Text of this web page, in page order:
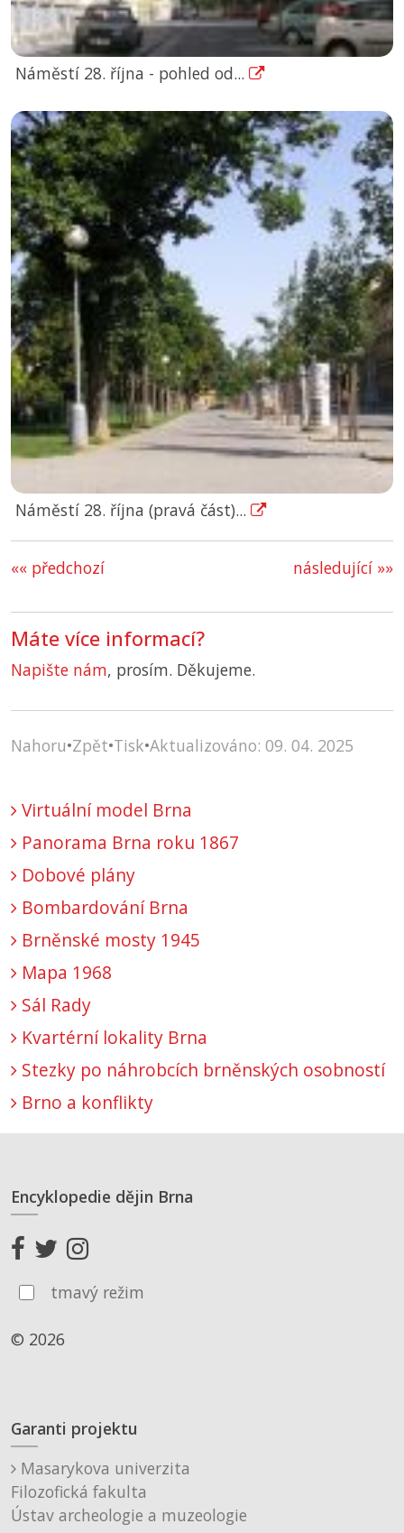
Náměstí 28. října - pohled od...
Náměstí 28. října (pravá část)...
«« předchozí následující »»
Máte více informací?
Napište nám, prosím. Děkujeme.
Nahoru•Zpět•Tisk•Aktualizováno: 09. 04. 2025
Virtuální model Brna
Panorama Brna roku 1867
Dobové plány
Bombardování Brna
Brněnské mosty 1945
Mapa 1968
Sál Rady
Kvartérní lokality Brna
Stezky po náhrobcích brněnských osobností
Brno a konflikty
Encyklopedie dějin Brna
tmavý režim
© 2026
Garanti projektu
Masarykova univerzita
Filozofická fakulta
Ústav archeologie a muzeologie